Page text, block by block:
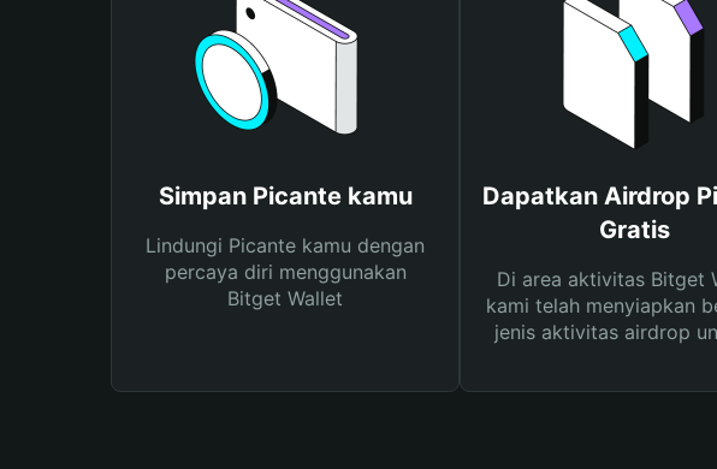
Simpan Picante kamu
Lindungi Picante kamu dengan
percaya diri menggunakan
Bitget Wallet
Dapatkan Airdrop
Gratis
Di area aktivitas Bitget
kami telah menyiapkan
jenis aktivitas airdrop